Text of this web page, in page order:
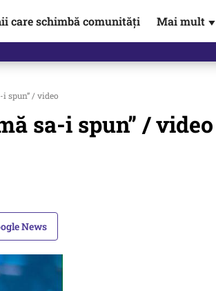
care schimbă comunități Mai mult ▼
spun” / video
sa-i spun” / video
News